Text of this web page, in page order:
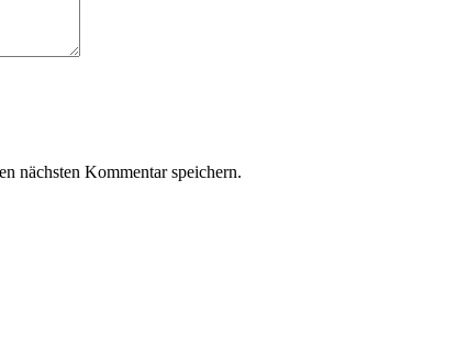
nächsten Kommentar speichern.